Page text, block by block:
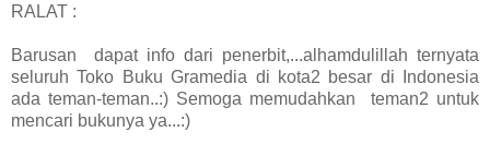
RALAT :
Barusan dapat info dari penerbit,...alhamdulillah ternyata
seluruh Toko Buku Gramedia di kota2 besar di Indonesia
ada teman-teman..:) Semoga memudahkan teman2 untuk
mencari bukunya ya...:)